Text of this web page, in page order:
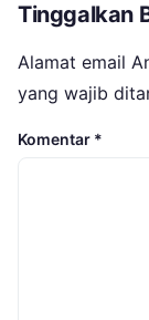
Tinggalkan
Alamat email
yang wajib
Komentar *